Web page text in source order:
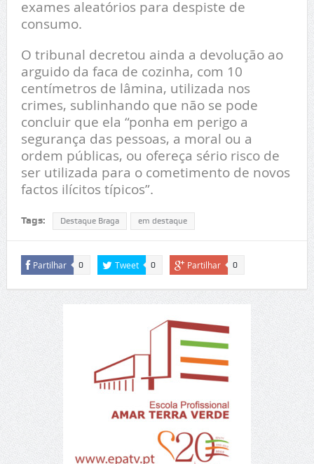
exames aleatórios para despiste de
consumo.
O tribunal decretou ainda a devolução ao
arguido da faca de cozinha, com 10
centímetros de lâmina, utilizada nos
crimes, sublinhando que não se pode
concluir que ela “ponha em perigo a
segurança das pessoas, a moral ou a
ordem públicas, ou ofereça sério risco de
ser utilizada para o cometimento de novos
factos ilícitos típicos”.
Tags: Destaque Braga em destaque
Partilhar 0 Tweet 0 Partilhar 0